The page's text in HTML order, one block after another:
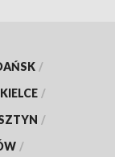
/
KIELCE /
/
/